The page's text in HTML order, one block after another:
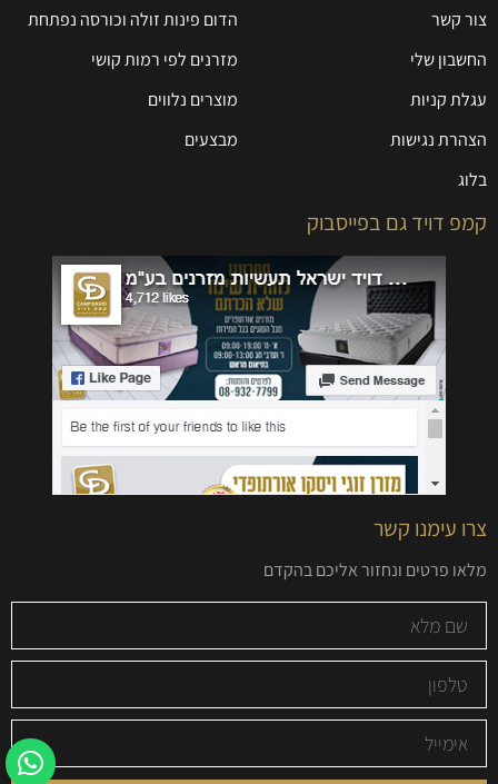
צור קשר
החשבון שלי
עגלת קניות
הצהרת נגישות
בלוג
הדום פינות זולה וכורסה נפתחת
מזרנים לפי רמות קושי
מוצרים נלווים
מבצעים
קמפ דויד גם בפייסבוק
צרו עימנו קשר
מלאו פרטים ונחזור אליכם בהקדם